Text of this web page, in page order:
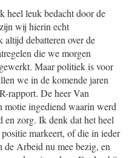
heel leuk bedacht door de
wij hierin echt
debatteren over de
die we morgen
Maar politiek is voor
we in de komende jaren
rapport. De heer Van
motie ingediend waarin werd
en zorg. Ik denk dat het heel
markeert, of die in ieder
de Arbeid nu mee bezig, en